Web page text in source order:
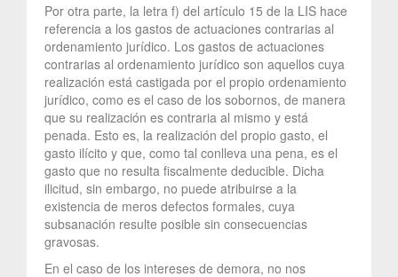
Por otra parte, la letra f) del artículo 15 de la LIS hace
referencia a los gastos de actuaciones contrarias al
ordenamiento jurídico. Los gastos de actuaciones
contrarias al ordenamiento jurídico son aquellos cuya
realización está castigada por el propio ordenamiento
jurídico, como es el caso de los sobornos, de manera
que su realización es contraria al mismo y está
penada. Esto es, la realización del propio gasto, el
gasto ilícito y que, como tal conlleva una pena, es el
gasto que no resulta fiscalmente deducible. Dicha
ilicitud, sin embargo, no puede atribuirse a la
existencia de meros defectos formales, cuya
subsanación resulte posible sin consecuencias
gravosas.
En el caso de los intereses de demora, no nos